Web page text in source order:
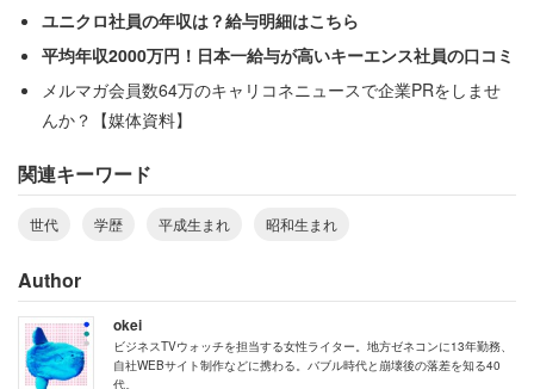
人生において「絶対に学歴が必要」と「学歴はなくてもい
い」では、どちらの考えに近いか聞いた。平成生まれで
ユニクロ社員の年収は？給与明細はこちら
平均年収2000万円！日本一給与が高いキーエンス社員の口コミ
メルマガ会員数64万のキャリコネニュースで企業PRをしませ
んか？【媒体資料】
関連キーワード
世代 学歴 平成生まれ 昭和生まれ
Author
okei
ビジネスTVウォッチを担当する女性ライター。地方ゼネコンに13年勤務、
自社WEBサイト制作などに携わる。バブル時代と崩壊後の落差を知る40
代。